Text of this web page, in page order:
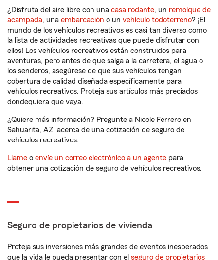
¿Disfruta del aire libre con una casa rodante, un remolque de
acampada, una embarcación o un vehículo todoterreno? ¡El
mundo de los vehículos recreativos es casi tan diverso como
la lista de actividades recreativas que puede disfrutar con
ellos! Los vehículos recreativos están construidos para
aventuras, pero antes de que salga a la carretera, el agua o
los senderos, asegúrese de que sus vehículos tengan
cobertura de calidad diseñada específicamente para
vehículos recreativos. Proteja sus artículos más preciados
dondequiera que vaya.
¿Quiere más información? Pregunte a Nicole Ferrero en
Sahuarita, AZ, acerca de una cotización de seguro de
vehículos recreativos.
Llame o envíe un correo electrónico a un agente para
obtener una cotización de seguro de vehículos recreativos.
Seguro de propietarios de vivienda
Proteja sus inversiones más grandes de eventos inesperados
que la vida le pueda presentar con el seguro de propietarios